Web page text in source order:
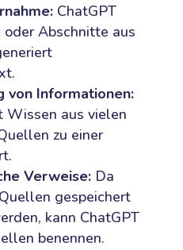
ChatGPT
oder Abschnitte aus
von Informationen:
Wissen aus vielen
zu einer
Verweise:Da
gespeichert
kann ChatGPT
benennen.